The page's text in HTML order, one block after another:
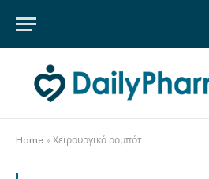
Home » Χειρουργικό ρομπότ